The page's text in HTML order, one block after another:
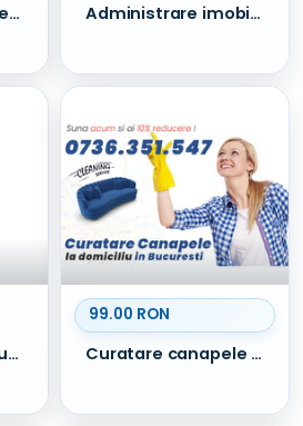
Firma Administrare Imobile - sector 1 - Toate Zonele Administrare imobile - sector 1 - Aviatiei / Floreasca / Victoriei
Administrare blocuri - sector 1 - Sisesti / Straulesti /Baneasa
99.00 RON
Curatare canapele in Bucuresti